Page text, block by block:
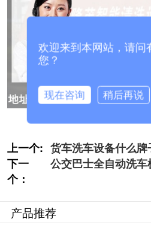
上一个: 货车洗车设备什么
下一
个：
公交巴士全自动洗
产品推荐
欢迎来到本网站，请问
您？
现在咨询 稍后再说